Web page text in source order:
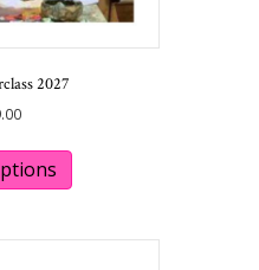
2027
has
variants.